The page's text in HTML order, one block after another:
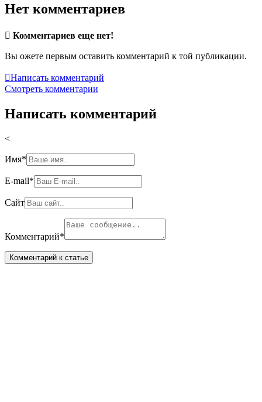
Нет комментариев
 Комментариев еще нет!
Вы ожете первым оставить комментарий к той публикации.
Написать комментарий
Смотреть комментарии
Написать комментарий
<
Имя*
E-mail*
Сайт
Комментарий*